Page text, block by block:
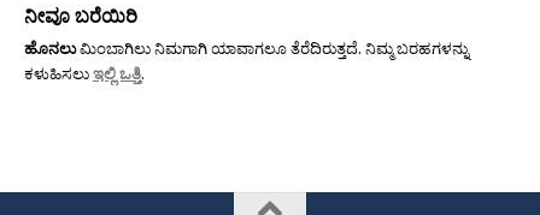
ನೀವೂ ಬರೆಯಿರಿ
ಹೊನಲುಮಿಂಬಾಗಿಲು ನಿಮಗಾಗಿ ಯಾವಾಗಲೂ ತೆರೆದಿರುತ್ತದೆ. ನಿಮ್ಮ ಬರಹಗಳನ್ನು
ಕಳುಹಿಸಲುಇಲ್ಲಿ ಒತ್ತಿ.